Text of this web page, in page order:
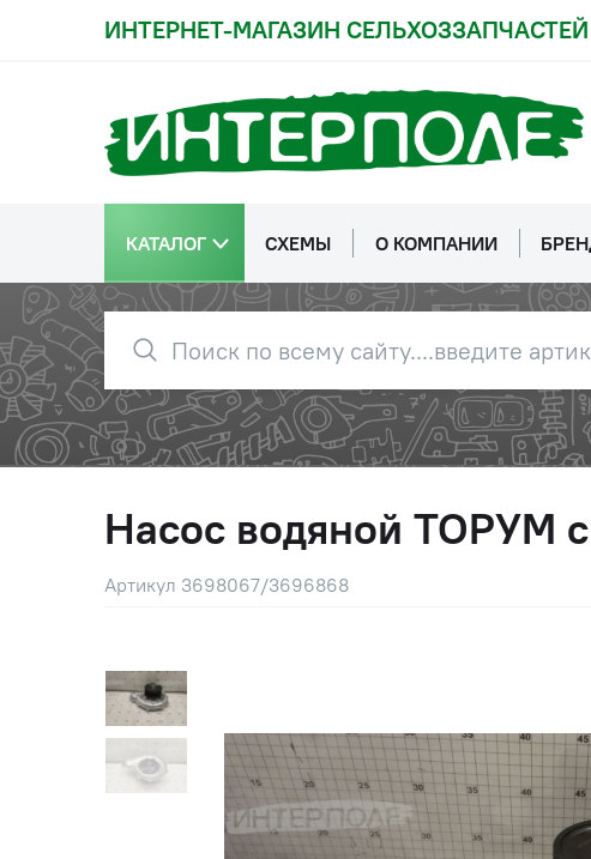
ИНТЕРНЕТ-МАГАЗИН СЕЛЬХОЗЗАПЧАСТЕЙ
КАТАЛОГ СХЕМЫ О КОМПАНИИ
Насос водяной ТОРУМ с
Артикул 3698067/3696868